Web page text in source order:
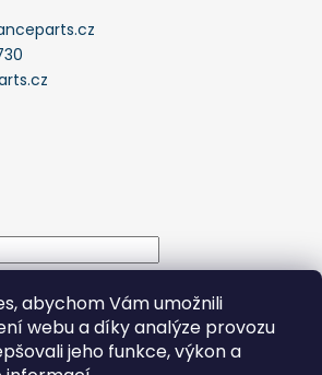
abychom Vám umožnili
webu a díky analýze provozu
jeho funkce, výkon a